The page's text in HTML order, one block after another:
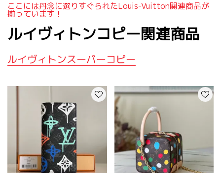
ここには丹念に選りすぐられたlouis-Vuitton関連商品が
揃っています！
ルイヴィトンコピー関連商品
ルイヴィトンスーパーコピー